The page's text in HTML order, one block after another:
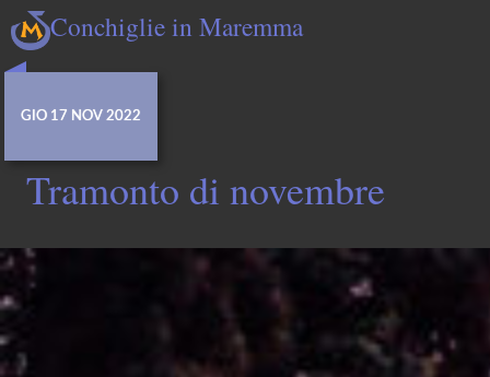
Conchiglie in Maremma
GIO 17 NOV 2022
Tramonto di novembre